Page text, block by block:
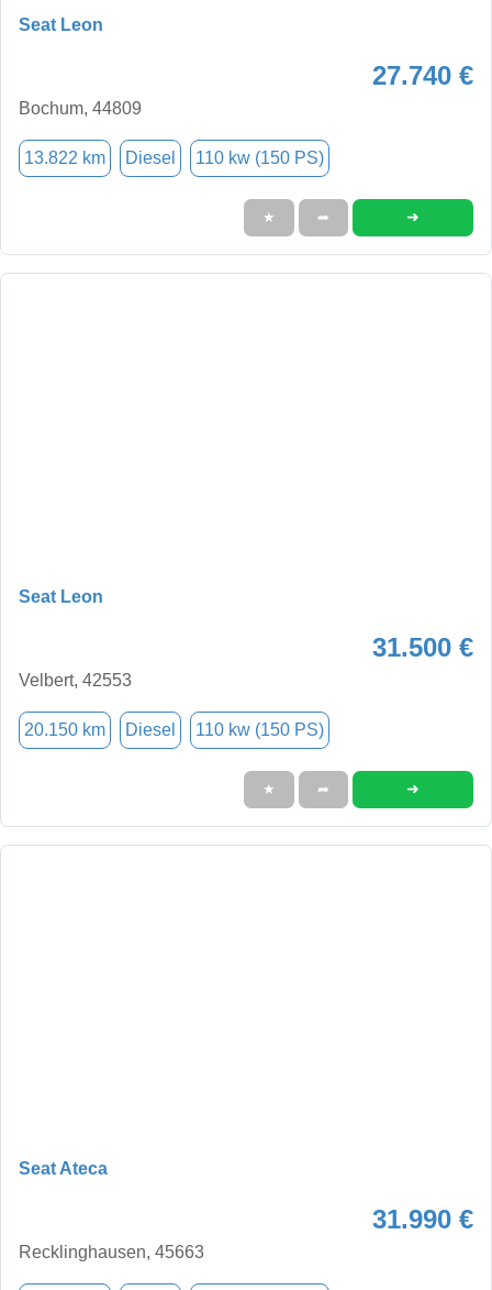
Seat Leon
27.740 €
Bochum, 44809
13.822 km Diesel 110 kw (150 PS)
★ ➦ ➜
Seat Leon
31.500 €
Velbert, 42553
20.150 km Diesel 110 kw (150 PS)
★ ➦ ➜
Seat Ateca
31.990 €
Recklinghausen, 45663